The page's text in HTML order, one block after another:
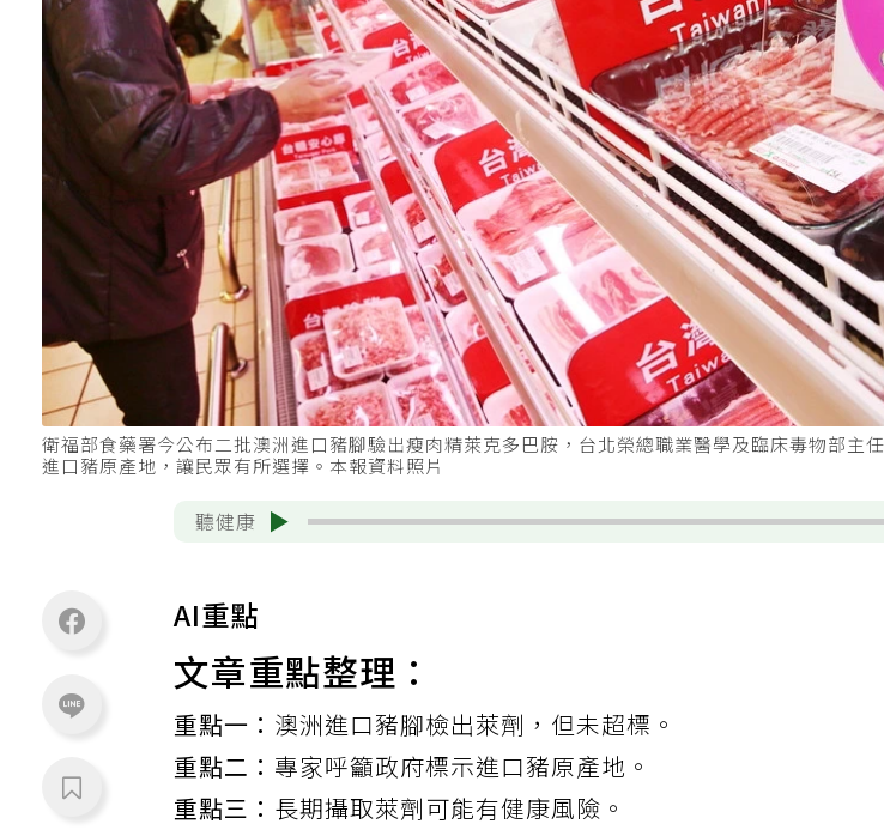
衛福部食藥署今公布二批澳洲進口豬腳驗出瘦肉精萊克多巴胺，台北榮總職業醫學及臨床毒物部主
進口豬原產地，讓民眾有所選擇。本報資料照片
聽健康
AI重點
文章重點整理：
重點一： 澳洲進口豬腳檢出萊劑，但未超標。
重點二： 專家呼籲政府標示進口豬原產地。
重點三： 長期攝取萊劑可能有健康風險。